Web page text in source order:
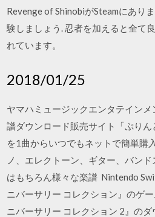
Revenge of ShinobiがSteamにあり
験しましょう. 忍者を加えると全て
れています。
2018/01/25
ヤマハミュージックエンタテイン
譜ダウンロード販売サイト「ぷり
を1曲からいつでもネットで簡単購
ノ、エレクトーン、ギター、バン
はもちろん様々な楽譜 Nintendo
ニバーサリー コレクション』のゲ
ニバーサリー コレクション 2』の